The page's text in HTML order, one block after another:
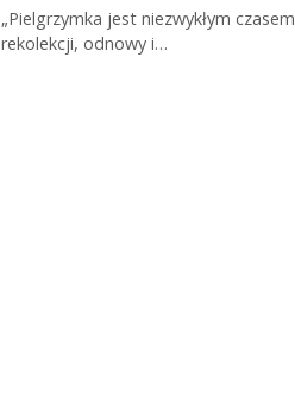
„Pielgrzymka jest niezwykłym czasem
rekolekcji, odnowy i…